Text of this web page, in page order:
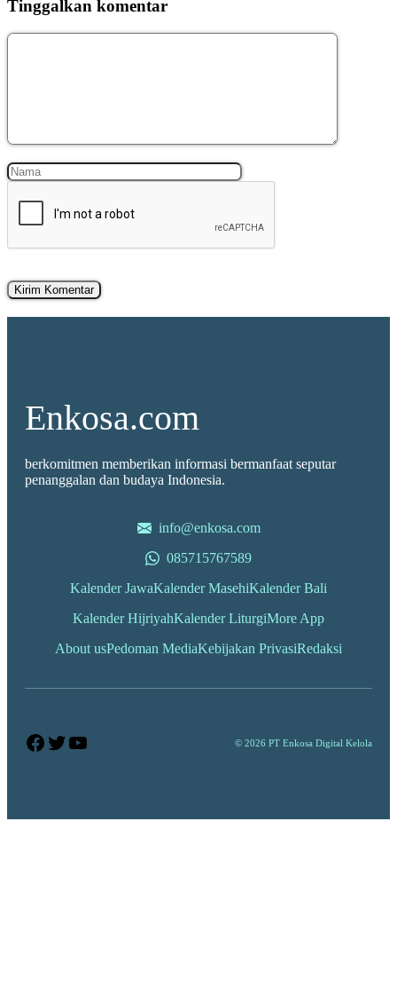
Tinggalkan komentar
Komentar
Nama Surel
Enkosa.com
berkomitmen memberikan informasi bermanfaat seputar
penanggalan dan budaya Indonesia.
info@enkosa.com
085715767589
Kalender JawaKalender MasehiKalender Bali
Kalender HijriyahKalender LiturgiMore App
About usPedoman MediaKebijakan PrivasiRedaksi
Facebook
Twitter
YouTube © 2026 PT Enkosa Digital Kelola